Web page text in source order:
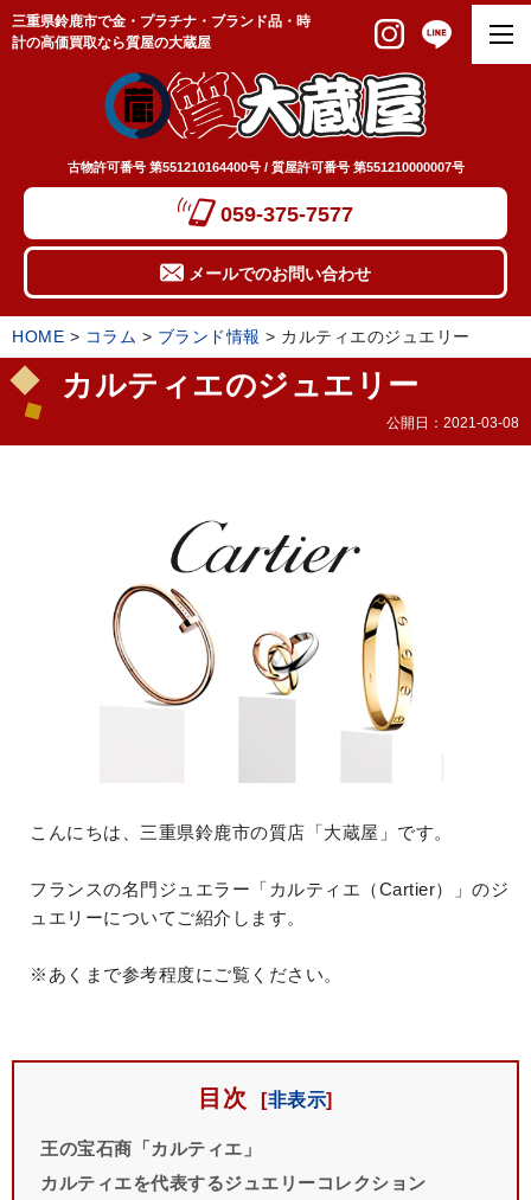
三重県鈴鹿市で金・プラチナ・ブランド品・時
計の高価買取なら質屋の大蔵屋
古物許可番号 第551210164400号 / 質屋許可番号 第551210000007号
059-375-7577
メールでのお問い合わせ
HOME > コラム > ブランド情報 > カルティエのジュエリー
カルティエのジュエリー
公開日： 2021-03-08
こんにちは、三重県鈴鹿市の質店「大蔵屋」です。
フランスの名門ジュエラー「カルティエ（Cartier）」のジ
ュエリーについてご紹介します。
※あくまで参考程度にご覧ください。
目次
王の宝石商「カルティエ」
カルティエを代表するジュエリーコレクション